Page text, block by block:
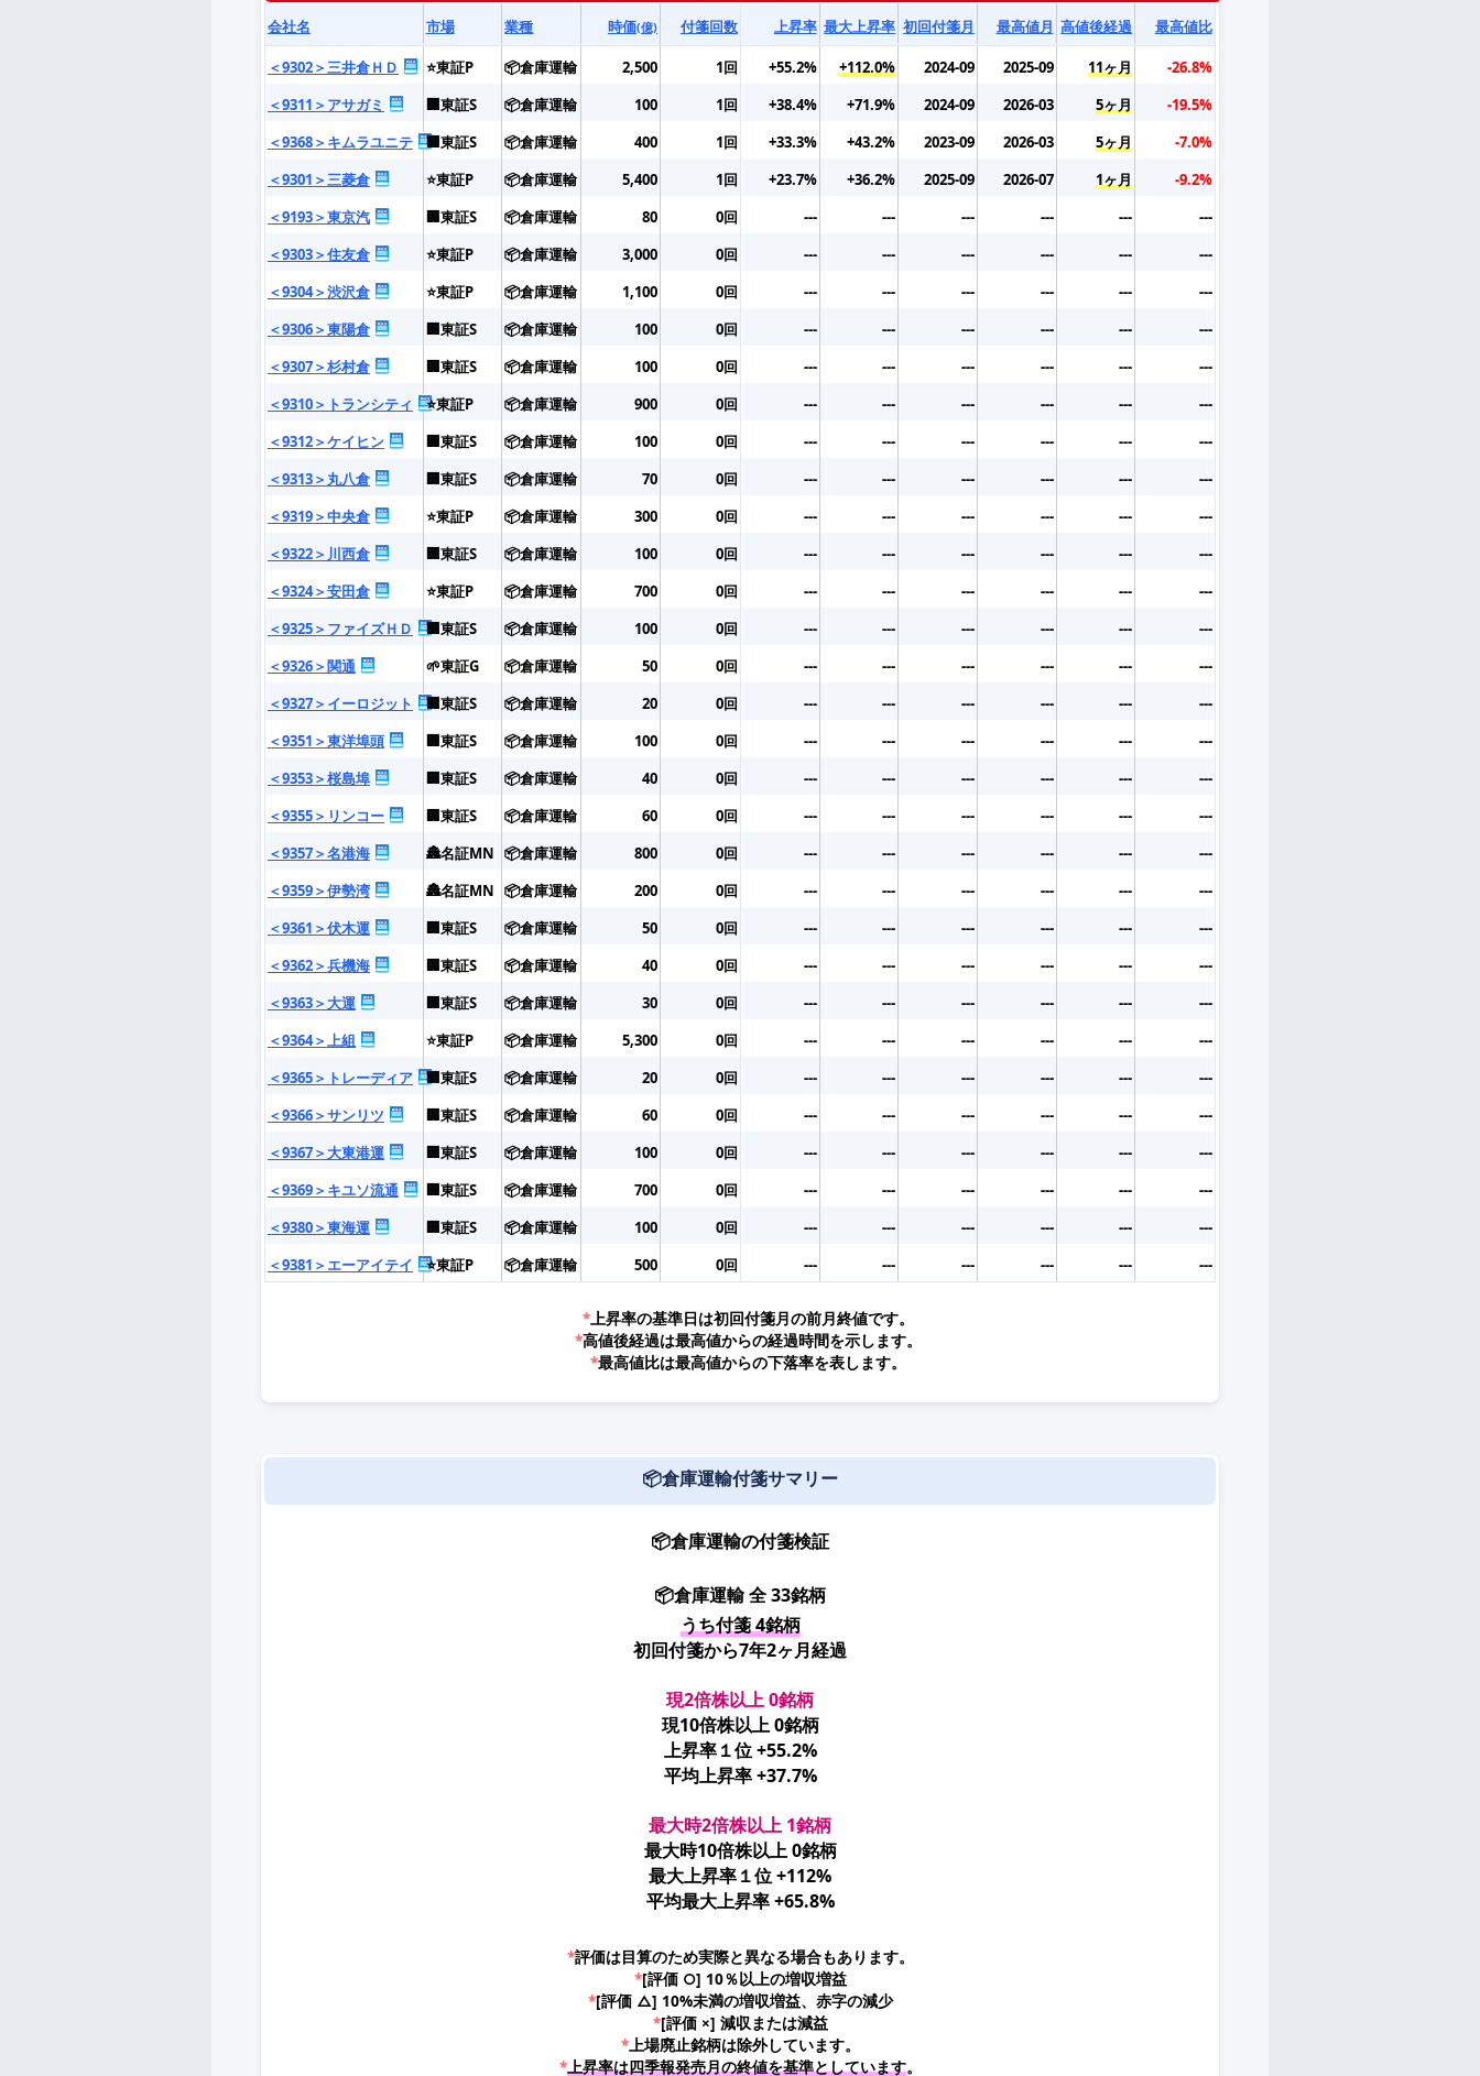
会社名 市場 業種 時価(億) 付箋回数 上昇率 最大上昇率 初回付箋月 最高値月 高値後経過 最高値比
＜9302＞三井倉ＨＤ ⭐東証P 📦倉庫運輸 2,500 1回 +55.2% +112.0% 2024-09 2025-09 11ヶ月
-26.8%
＜9311＞アサガミ
🏢東証S 📦倉庫運輸 100 1回 +38.4% +71.9% 2024-09 2026-03 5ヶ月
-19.5%
＜9368＞キムラユニテ
🏢東証S 📦倉庫運輸 400 1回 +33.3% +43.2% 2023-09 2026-03 5ヶ月
-7.0%
＜9301＞三菱倉
⭐東証P 📦倉庫運輸 5,400 1回 +23.7% +36.2% 2025-09 2026-07 1ヶ月
-9.2%
＜9193＞東京汽
🏢東証S 📦倉庫運輸 80 0回 --- --- --- --- ---
---
＜9303＞住友倉
⭐東証P 📦倉庫運輸 3,000 0回 --- --- --- --- ---
---
＜9304＞渋沢倉
⭐東証P 📦倉庫運輸 1,100 0回 --- --- --- --- ---
---
＜9306＞東陽倉
🏢東証S 📦倉庫運輸 100 0回 --- --- --- --- ---
---
＜9307＞杉村倉
🏢東証S 📦倉庫運輸 100 0回 --- --- --- --- ---
---
＜9310＞トランシティ
⭐東証P 📦倉庫運輸 900 0回 --- --- --- --- ---
---
＜9312＞ケイヒン
🏢東証S 📦倉庫運輸 100 0回 --- --- --- --- ---
---
＜9313＞丸八倉
🏢東証S 📦倉庫運輸 70 0回 --- --- --- --- ---
---
＜9319＞中央倉
⭐東証P 📦倉庫運輸 300 0回 --- --- --- --- ---
---
＜9322＞川西倉
🏢東証S 📦倉庫運輸 100 0回 --- --- --- --- ---
---
＜9324＞安田倉
⭐東証P 📦倉庫運輸 700 0回 --- --- --- --- ---
---
＜9325＞ファイズＨＤ
🏢東証S 📦倉庫運輸 100 0回 --- --- --- --- ---
---
＜9326＞関通
🌱東証G 📦倉庫運輸 50 0回 --- --- --- --- ---
---
＜9327＞イーロジット
🏢東証S 📦倉庫運輸 20 0回 --- --- --- --- ---
---
＜9351＞東洋埠頭
🏢東証S 📦倉庫運輸 100 0回 --- --- --- --- ---
---
＜9353＞桜島埠
🏢東証S 📦倉庫運輸 40 0回 --- --- --- --- ---
---
＜9355＞リンコー
🏢東証S 📦倉庫運輸 60 0回 --- --- --- --- ---
---
＜9357＞名港海
🏯名証MN 📦倉庫運輸 800 0回 --- --- --- --- ---
---
＜9359＞伊勢湾
🏯名証MN 📦倉庫運輸 200 0回 --- --- --- --- ---
---
＜9361＞伏木運
🏢東証S 📦倉庫運輸 50 0回 --- --- --- --- ---
---
＜9362＞兵機海
🏢東証S 📦倉庫運輸 40 0回 --- --- --- --- ---
---
＜9363＞大運
🏢東証S 📦倉庫運輸 30 0回 --- --- --- --- ---
---
＜9364＞上組
⭐東証P 📦倉庫運輸 5,300 0回 --- --- --- --- ---
---
＜9365＞トレーディア
🏢東証S 📦倉庫運輸 20 0回 --- --- --- --- ---
---
＜9366＞サンリツ
🏢東証S 📦倉庫運輸 60 0回 --- --- --- --- ---
---
＜9367＞大東港運
🏢東証S 📦倉庫運輸 100 0回 --- --- --- --- ---
---
＜9369＞キユソ流通
🏢東証S 📦倉庫運輸 700 0回 --- --- --- --- ---
---
＜9380＞東海運
🏢東証S 📦倉庫運輸 100 0回 --- --- --- --- ---
---
＜9381＞エーアイテイ
⭐東証P 📦倉庫運輸 500 0回 --- --- --- --- --- ---
*上昇率の基準日は初回付箋月の前月終値です。
*高値後経過は最高値からの経過時間を示します。
*最高値比は最高値からの下落率を表します。
📦倉庫運輸付箋サマリー
📦倉庫運輸の付箋検証
📦倉庫運輸 全 33銘柄
うち付箋 4銘柄
初回付箋から7年2ヶ月経過
現2倍株以上 0銘柄
現10倍株以上 0銘柄
上昇率１位 +55.2%
平均上昇率 +37.7%
最大時2倍株以上 1銘柄
最大時10倍株以上 0銘柄
最大上昇率１位 +112%
平均最大上昇率 +65.8%
*評価は目算のため実際と異なる場合もあります。
*[評価 ○] 10％以上の増収増益
*[評価 △] 10%未満の増収増益、赤字の減少
*[評価 ×] 減収または減益
*上場廃止銘柄は除外しています。
*上昇率は四季報発売月の終値を基準としています。